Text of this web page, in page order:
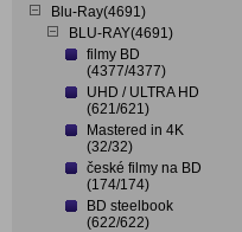
Blu-Ray(4691)
BLU-RAY(4691)
filmy BD
(4377/4377)
UHD / ULTRA HD
(621/621)
Mastered in 4K
(32/32)
české filmy na BD
(174/174)
BD steelbook
(622/622)